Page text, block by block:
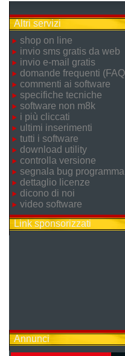
Altri servizi
shop on line
invio sms gratis da web
invio e-mail gratis
domande frequenti
commenti ai software
specifiche tecniche
software non m8k
i più cliccati
ultimi inserimenti
tutti i software
download utility
controlla versione
segnala bug programma
dettaglio licenze
dicono di noi
video software
Link sponsorizzati
Annunci